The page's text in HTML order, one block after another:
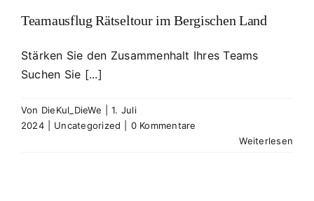
Teamausflug Rätseltour im Bergischen Land
Stärken Sie den Zusammenhalt Ihres Teams
Suchen Sie [...]
Von DieKul_DieWe
1. Juli
2024
Uncategorized
0 Kommentare
Weiterlesen